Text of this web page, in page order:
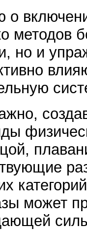
о
методов
но и
может